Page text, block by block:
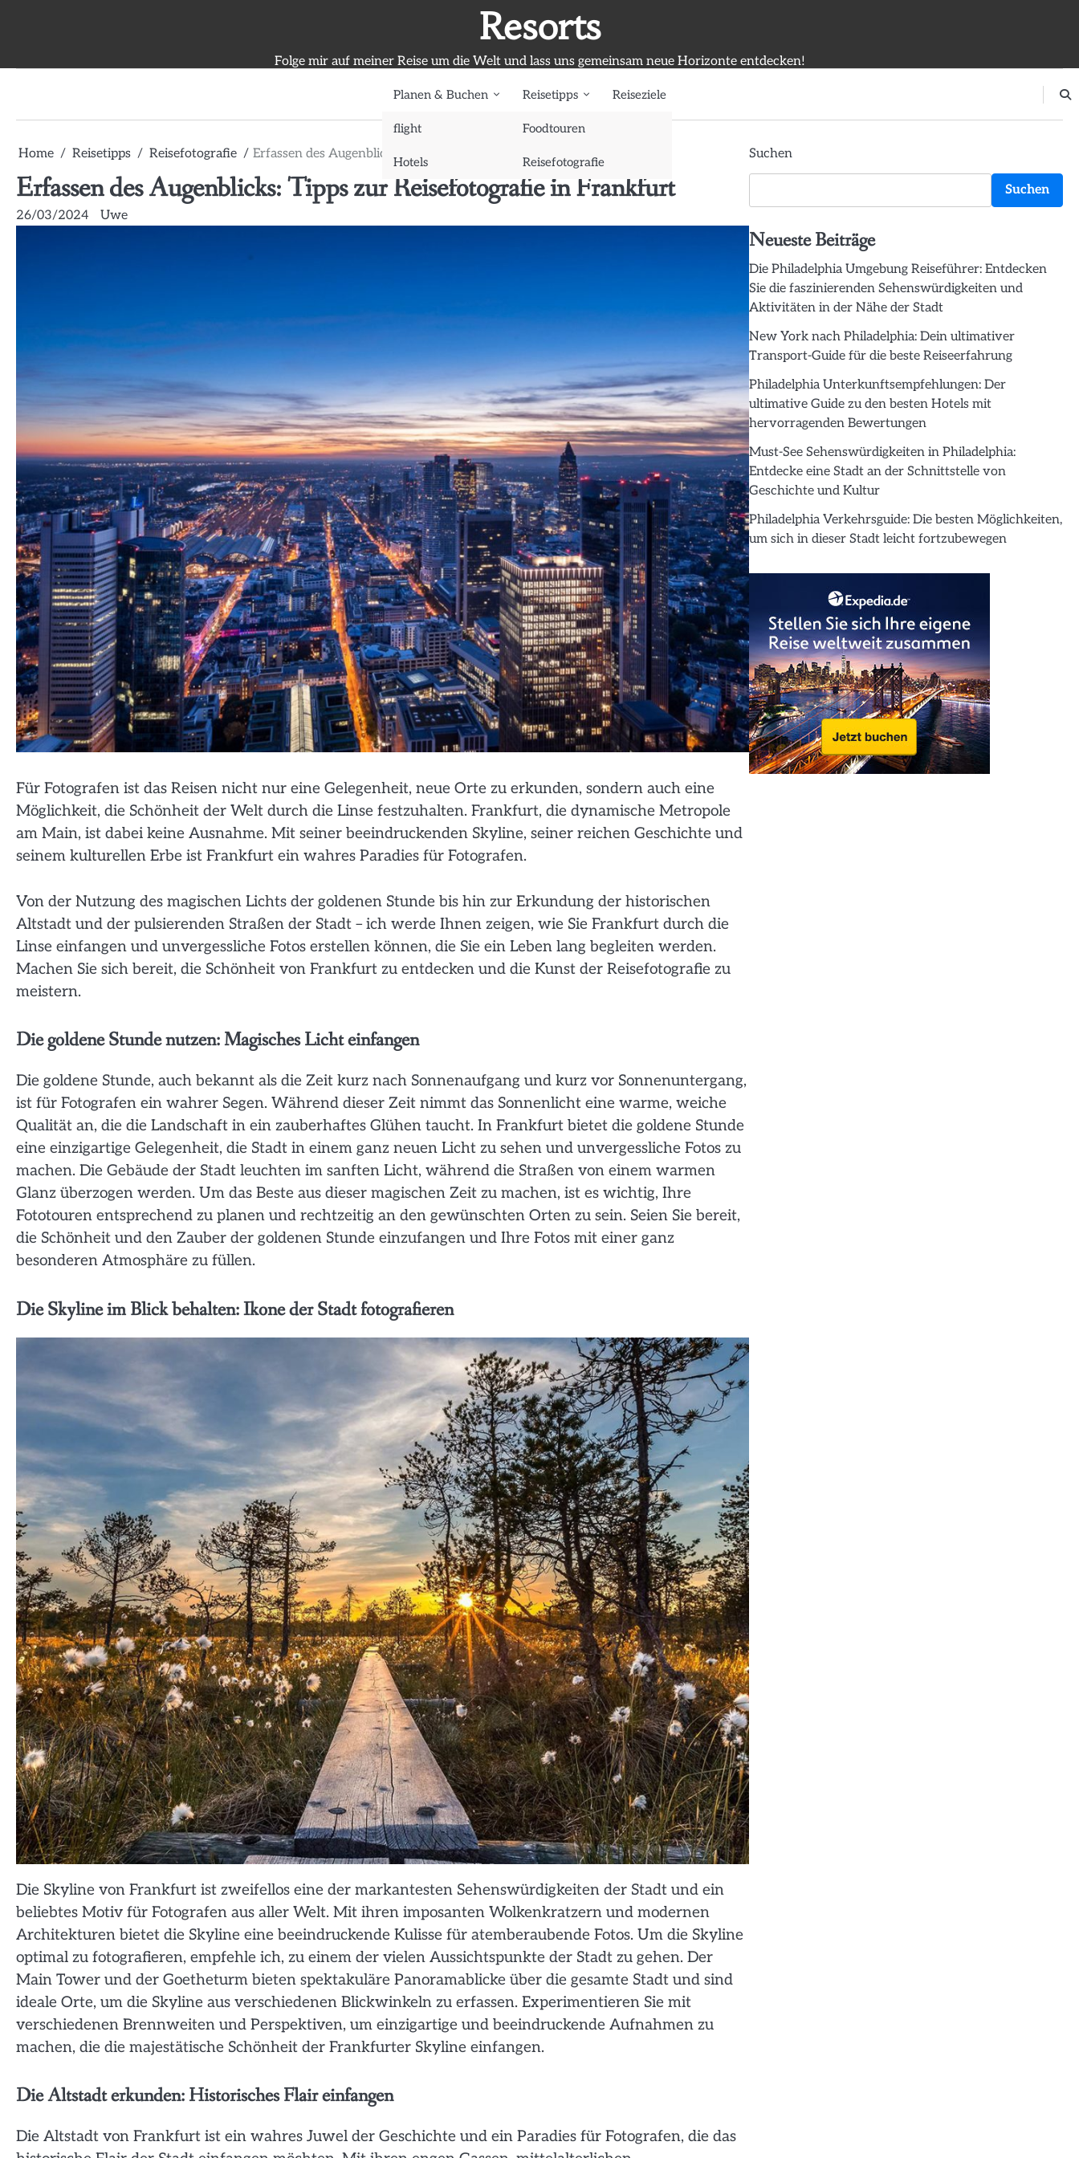
Resorts
Folge mir auf meiner Reise um die Welt und lass uns gemeinsam neue Horizonte entdecken!
Planen & Buchen
flight
Hotels
Reisetipps
Foodtouren
Reisefotografie
Reiseziele
Home Reisetipps Reisefotografie Erfassen des Augenblicks: Tipps zur Reisefotografie in Frankfurt
Erfassen des Augenblicks: Tipps zur Reisefotografie in Frankfurt
26/03/2024 Uwe
Für Fotografen ist das Reisen nicht nur eine Gelegenheit, neue Orte zu erkunden, sondern auch eine
Möglichkeit, die Schönheit der Welt durch die Linse festzuhalten. Frankfurt, die dynamische Metropole
am Main, ist dabei keine Ausnahme. Mit seiner beeindruckenden Skyline, seiner reichen Geschichte und
seinem kulturellen Erbe ist Frankfurt ein wahres Paradies für Fotografen.
Von der Nutzung des magischen Lichts der goldenen Stunde bis hin zur Erkundung der historischen
Altstadt und der pulsierenden Straßen der Stadt – ich werde Ihnen zeigen, wie Sie Frankfurt durch die
Linse einfangen und unvergessliche Fotos erstellen können, die Sie ein Leben lang begleiten werden.
Machen Sie sich bereit, die Schönheit von Frankfurt zu entdecken und die Kunst der Reisefotografie zu
meistern.
Die goldene Stunde nutzen: Magisches Licht einfangen
Die goldene Stunde, auch bekannt als die Zeit kurz nach Sonnenaufgang und kurz vor Sonnenuntergang,
ist für Fotografen ein wahrer Segen. Während dieser Zeit nimmt das Sonnenlicht eine warme, weiche
Qualität an, die die Landschaft in ein zauberhaftes Glühen taucht. In Frankfurt bietet die goldene Stunde
eine einzigartige Gelegenheit, die Stadt in einem ganz neuen Licht zu sehen und unvergessliche Fotos zu
machen. Die Gebäude der Stadt leuchten im sanften Licht, während die Straßen von einem warmen
Glanz überzogen werden. Um das Beste aus dieser magischen Zeit zu machen, ist es wichtig, Ihre
Fototouren entsprechend zu planen und rechtzeitig an den gewünschten Orten zu sein. Seien Sie bereit,
die Schönheit und den Zauber der goldenen Stunde einzufangen und Ihre Fotos mit einer ganz
besonderen Atmosphäre zu füllen.
Die Skyline im Blick behalten: Ikone der Stadt fotografieren
Die Skyline von Frankfurt ist zweifellos eine der markantesten Sehenswürdigkeiten der Stadt und ein
beliebtes Motiv für Fotografen aus aller Welt. Mit ihren imposanten Wolkenkratzern und modernen
Architekturen bietet die Skyline eine beeindruckende Kulisse für atemberaubende Fotos. Um die Skyline
optimal zu fotografieren, empfehle ich, zu einem der vielen Aussichtspunkte der Stadt zu gehen. Der
Main Tower und der Goetheturm bieten spektakuläre Panoramablicke über die gesamte Stadt und sind
ideale Orte, um die Skyline aus verschiedenen Blickwinkeln zu erfassen. Experimentieren Sie mit
verschiedenen Brennweiten und Perspektiven, um einzigartige und beeindruckende Aufnahmen zu
machen, die die majestätische Schönheit der Frankfurter Skyline einfangen.
Die Altstadt erkunden: Historisches Flair einfangen
Die Altstadt von Frankfurt ist ein wahres Juwel der Geschichte und ein Paradies für Fotografen, die das
Suchen
Suchen
Neueste Beiträge
Die Philadelphia Umgebung Reiseführer: Entdecken
Sie die faszinierenden Sehenswürdigkeiten und
Aktivitäten in der Nähe der Stadt
New York nach Philadelphia: Dein ultimativer
Transport-Guide für die beste Reiseerfahrung
Philadelphia Unterkunftsempfehlungen: Der
ultimative Guide zu den besten Hotels mit
hervorragenden Bewertungen
Must-See Sehenswürdigkeiten in Philadelphia:
Entdecke eine Stadt an der Schnittstelle von
Geschichte und Kultur
Philadelphia Verkehrsguide: Die besten Möglichkeiten,
um sich in dieser Stadt leicht fortzubewegen